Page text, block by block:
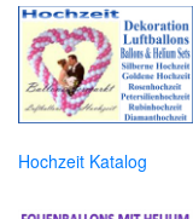
Hochzeit Katalog